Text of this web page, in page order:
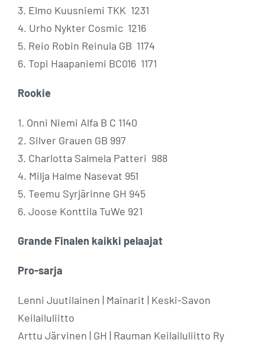
3. Elmo Kuusniemi TKK 1231
4. Urho Nykter Cosmic 1216
5. Reio Robin Reinula GB 1174
6. Topi Haapaniemi BC016 1171
Rookie
1. Onni Niemi Alfa B C 1140
2. Silver Grauen GB 997
3. Charlotta Salmela Patteri 988
4. Milja Halme Nasevat 951
5. Teemu Syrjärinne GH 945
6. Joose Konttila TuWe 921
Grande Finalen kaikki pelaajat
Pro-sarja
Lenni Juutilainen | Mainarit | Keski-Savon
Keilailuliitto
Arttu Järvinen | GH | Rauman Keilailuliitto Ry